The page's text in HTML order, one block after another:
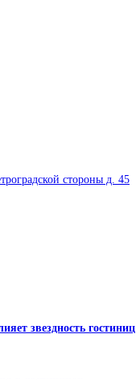
стороны д. 45
звездность гостиниц